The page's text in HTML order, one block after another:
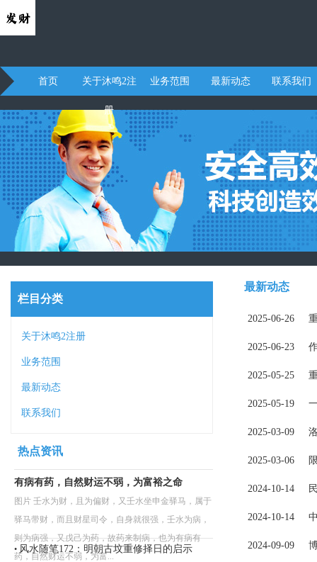
首页 关于沐鸣2注
册
业务范围 最新动态 联系我们
栏目分类
关于沐鸣2注册
业务范围
最新动态
联系我们
热点资讯
有病有药，自然财运不弱，为富裕之命
图片 壬水为财，且为偏财，又壬水坐申金驿马，属于
驿马带财，而且财星司令，自身就很强，壬水为病，
则为病强，又戊己为药，故药来制病，也为有病有
药，自然财运不弱，为富...
• 风水随笔172：明朝古坟重修择日的启示
最新动态
2025-06-26
2025-06-23
2025-05-25
2025-05-19
2025-03-09
2025-03-06
2024-10-14
2024-10-14
2024-09-09